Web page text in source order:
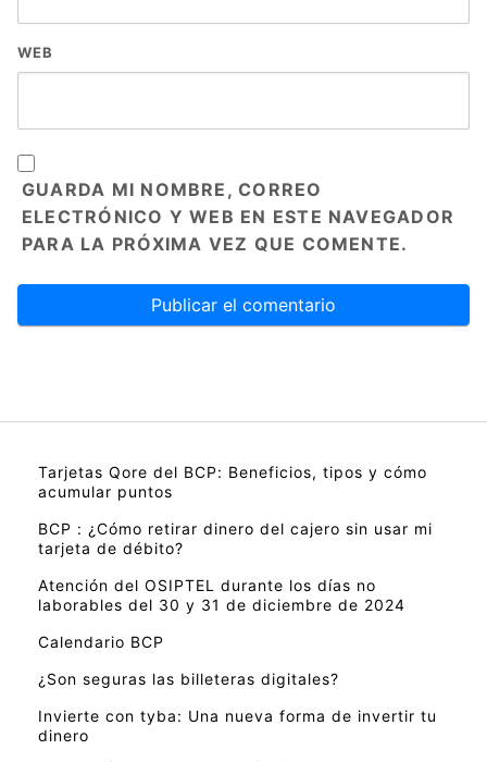
WEB
GUARDA MI NOMBRE, CORREO
ELECTRÓNICO Y WEB EN ESTE NAVEGADOR
PARA LA PRÓXIMA VEZ QUE COMENTE.
Tarjetas Qore del BCP: Beneficios, tipos y cómo
acumular puntos
BCP : ¿Cómo retirar dinero del cajero sin usar mi
tarjeta de débito?
Atención del OSIPTEL durante los días no
laborables del 30 y 31 de diciembre de 2024
Calendario BCP
¿Son seguras las billeteras digitales?
Invierte con tyba: Una nueva forma de invertir tu
dinero